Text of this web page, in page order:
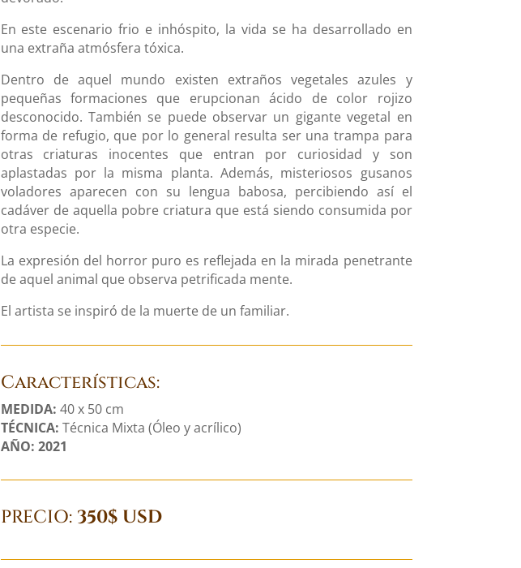
En este escenario frio e inhóspito, la vida se ha desarrollado en
una extraña atmósfera tóxica.
Dentro de aquel mundo existen extraños vegetales azules y
pequeñas formaciones que erupcionan ácido de color rojizo
desconocido. También se puede observar un gigante vegetal en
forma de refugio, que por lo general resulta ser una trampa para
otras criaturas inocentes que entran por curiosidad y son
aplastadas por la misma planta. Además, misteriosos gusanos
voladores aparecen con su lengua babosa, percibiendo así el
cadáver de aquella pobre criatura que está siendo consumida por
otra especie.
La expresión del horror puro es reflejada en la mirada penetrante
de aquel animal que observa petrificada mente.
El artista se inspiró de la muerte de un familiar.
Características:
MEDIDA: 40 x 50 cm
TÉCNICA: Técnica Mixta (Óleo y acrílico)
AÑO: 2021
PRECIO: 350$ USD